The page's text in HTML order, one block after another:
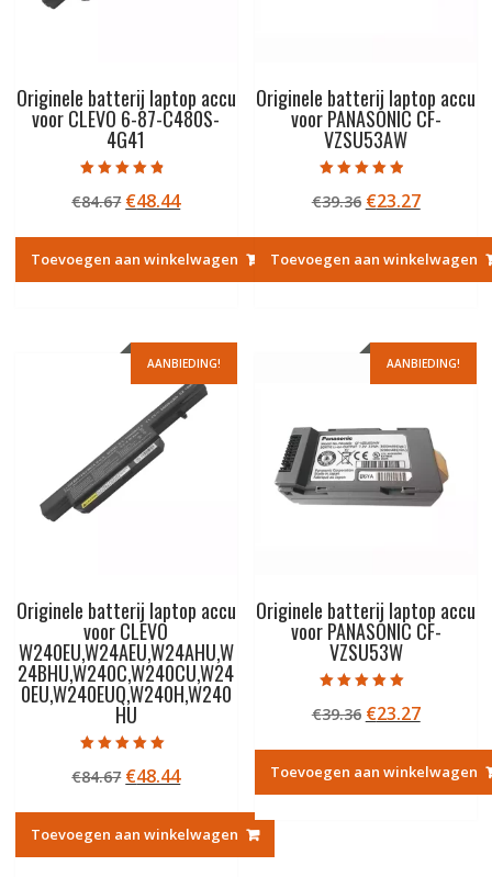
Originele batterij laptop accu
voor CLEVO 6-87-C480S-
4G41
4.50
uit 5
€84.67 Oorspronkelijke
was:
€84.67.
€48.44Huidige
is:
€48.44.
Toevoegen aan winkelwagen
Originele batterij laptop accu
voor PANASONIC CF-
VZSU53AW
4.50
uit 5
€39.36
was:
€39.36.
€23.27Huidige
is:
€23.27.
Toevoegen aan winkelwagen
AANBIEDING!
Originele batterij laptop accu
voor CLEVO
W240EU,W24AEU,W24AHU,W
24BHU,W240C,W240CU,W24
0EU,W240EUQ,W240H,W240
HU
5.00
uit 5
€84.67 Oorspronkelijke
was:
€84.67.
€48.44Huidige
is:
€48.44.
Toevoegen aan winkelwagen
AANBIEDING!
Originele batterij laptop accu
voor PANASONIC CF-
VZSU53W
5.00
uit 5
€39.36
was:
€39.36.
€23.27Huidige
is:
€23.27.
Toevoegen aan winkelwagen